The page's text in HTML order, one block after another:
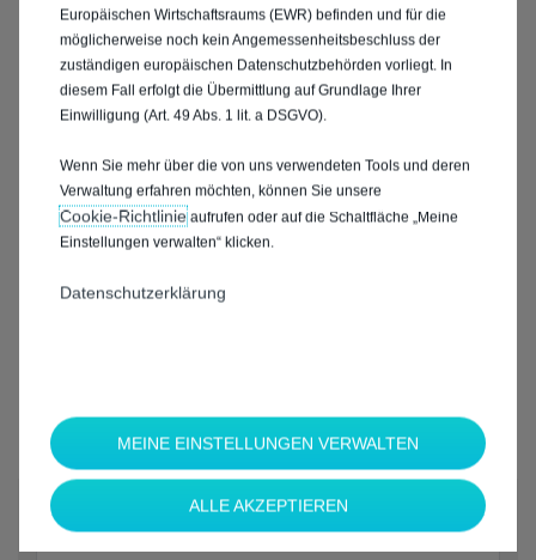
Welche Marke möchten Sie?*
Europäischen Wirtschaftsraums (EWR) befinden und für die
möglicherweise noch kein Angemessenheitsbeschluss der
zuständigen europäischen Datenschutzbehörden vorliegt. In
diesem Fall erfolgt die Übermittlung auf Grundlage Ihrer
Einwilligung (Art. 49 Abs. 1 lit. a DSGVO).
Wenn Sie mehr über die von uns verwendeten Tools und deren
Verwaltung erfahren möchten, können Sie unsere
Cookie‑Richtlinieaufrufen oder auf die Schaltfläche „Meine
Einstellungen verwalten“ klicken.
Datenschutzerklärung
MEINE EINSTELLUNGEN VERWALTEN
ALLE AKZEPTIEREN